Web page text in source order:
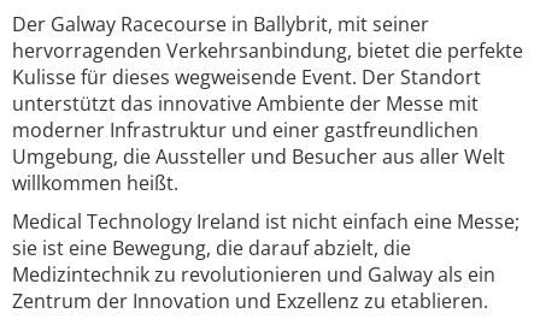
Der Galway Racecourse in Ballybrit, mit seiner
hervorragenden Verkehrsanbindung, bietet die perfekte
Kulisse für dieses wegweisende Event. Der Standort
unterstützt das innovative Ambiente der Messe mit
moderner Infrastruktur und einer gastfreundlichen
Umgebung, die Aussteller und Besucher aus aller Welt
willkommen heißt.
Medical Technology Ireland ist nicht einfach eine Messe;
sie ist eine Bewegung, die darauf abzielt, die
Medizintechnik zu revolutionieren und Galway als ein
Zentrum der Innovation und Exzellenz zu etablieren.